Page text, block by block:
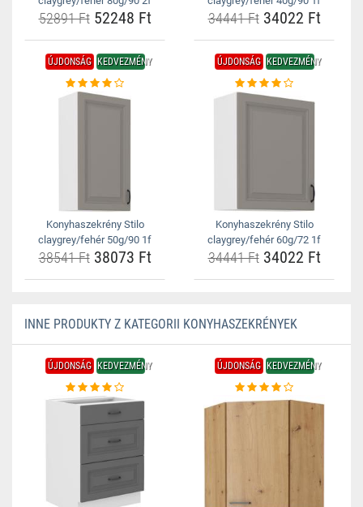
52891 Ft52248 Ft 34441 Ft34022 Ft
ÚJDONSÁG KEDVEZMÉNY
Konyhaszekrény Stilo
claygrey/fehér 50g/90 1f
38541 Ft38073 Ft
ÚJDONSÁG KEDVEZMÉNY
Konyhaszekrény Stilo
claygrey/fehér 60g/72 1f
34441 Ft34022 Ft
INNE PRODUKTY Z KATEGORII KONYHASZEKRÉNYEK
ÚJDONSÁG KEDVEZMÉNY ÚJDONSÁG KEDVEZMÉNY